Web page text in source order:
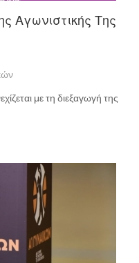
Αγωνιστικής Της
με τη διεξαγωγή της